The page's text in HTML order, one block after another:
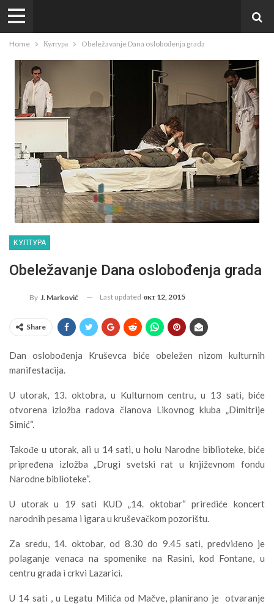
Home Култура Obeležavanje Dana oslobođenja grada
КУЛТУРА
Obeležavanje Dana oslobođenja grada
By J. Marković Last updated окт 12, 2015
Share
Dan oslobođenja Kruševca biće obeležen nizom kulturnih
manifestacija.
U utorak, 13. oktobra, u Kulturnom centru, u 13 sati, biće
otvorena izložba radova članova Likovnog kluba „Dimitrije
Simić“.
Takođe u utorak, ali u 14 sati, u holu Narodne biblioteke, biće
pripređena izložba „Drugi svetski rat u književnom fondu
Narodne biblioteke“.
U utorak u 19 sati KUD „14. oktobar“ prirediće koncert
narodnih pesama i igara u kruševačkom pozorištu.
Za sredu, 14. oktobar, od 8.30 do 9.45 sati, predviđeno je
polaganje venaca na spomenike na Rasini, kod Fontane, u
centru grada i crkvi Lazarici.
U 14 sati , u Legatu Milića od Mačve, planirano je otvaranje